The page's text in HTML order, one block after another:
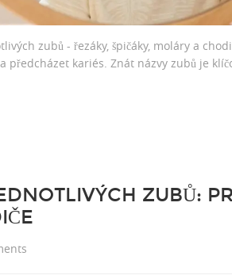
zubů - řezáky, špičáky, moláry a
předcházet kariés. Znát názvy zubů je
ZUBŮ: